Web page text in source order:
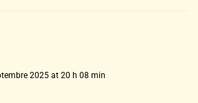
2025 at 20 h 08 min